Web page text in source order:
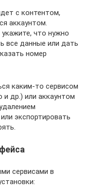
с контентом,
аккаунтом.
что нужно
все данные или дать
номер
каким-то сервисом
др.) или аккаунтом
экспортировать
сервисами в